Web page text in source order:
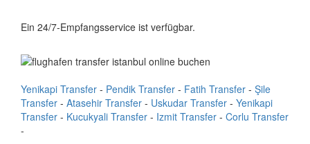
Ein 24/7-Empfangsservice ist verfügbar.
Yenikapi Transfer - Pendik Transfer - Fatih Transfer - Şile
Transfer - Atasehir Transfer - Uskudar Transfer - Yenikapi
Transfer - Kucukyali Transfer - Izmit Transfer - Corlu Transfer
-